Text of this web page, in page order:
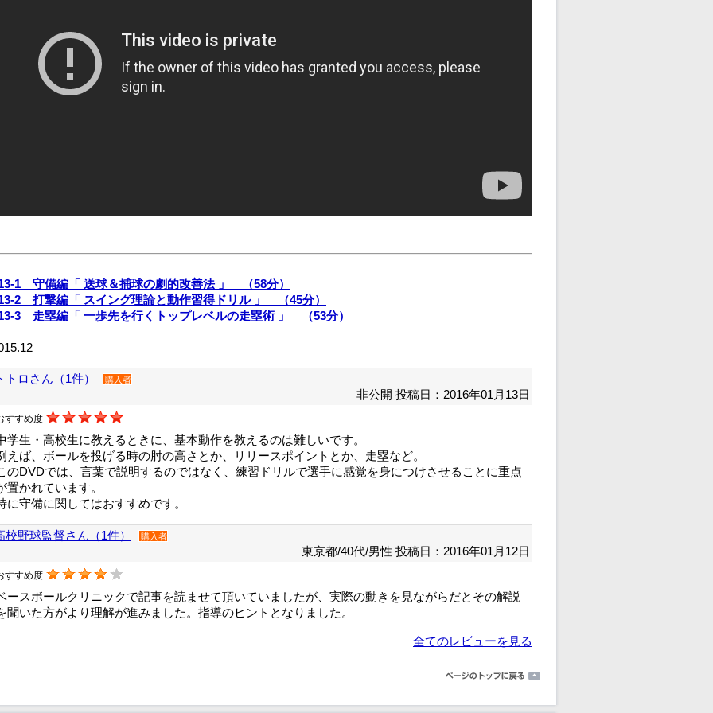
1 守備編「 送球＆捕球の劇的改善法 」 （58分）
2 打撃編「 スイング理論と動作習得ドリル 」 （45分）
3 走塁編「 一歩先を行くトップレベルの走塁術 」 （53分）
トロさん（1件） 購入者
非公開 投稿日：2016年01月13日
すすめ度
学生・高校生に教えるときに、基本動作を教えるのは難しいです。
えば、ボールを投げる時の肘の高さとか、リリースポイントとか、走塁など。
のDVDでは、言葉で説明するのではなく、練習ドリルで選手に感覚を身につけさせることに重点
置かれています。
に守備に関してはおすすめです。
校野球監督さん（1件） 購入者
東京都/40代/男性 投稿日：2016年01月12日
すすめ度
ースボールクリニックで記事を読ませて頂いていましたが、実際の動きを見ながらだとその解説
聞いた方がより理解が進みました。指導のヒントとなりました。
全てのレビューを見る